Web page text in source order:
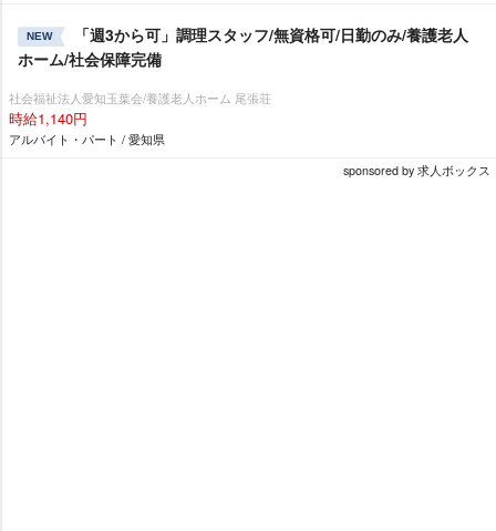
NEW
「週3から可」調理スタッフ/無資格可/日勤のみ/養護老人
ホーム/社会保障完備
社会福祉法人愛知玉葉会/養護老人ホーム 尾張荘
時給1,140円
アルバイト・パート / 愛知県
sponsored by 求人ボックス